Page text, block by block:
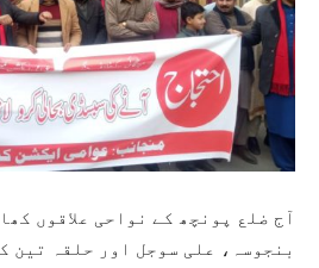
آج ضلع پونچھ کے نواحی علاقوں
بنجوسہ، علی سوجل اور حلقہ تین